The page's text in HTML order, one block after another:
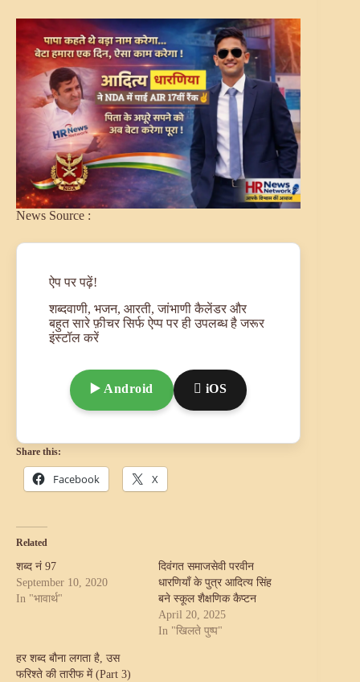
News Source :
ऐप पर पढ़ें!
शब्दवाणी, भजन, आरती, जांभाणी कैलेंडर और
बहुत सारे फ़ीचर सिर्फ ऐप्प पर ही उपलब्ध है जरूर
इंस्टॉल करें
▶️ Android  iOS
Share this:
Facebook X
Related
शब्द नं 97
September 10, 2020
In "भावार्थ"
दिवंगत समाजसेवी परवीन
धारणियाँ के पुत्र आदित्य सिंह
बने स्कूल शैक्षणिक कैप्टन
April 20, 2025
In "खिलते पुष्प"
हर शब्द बौना लगता है, उस
फरिश्ते की तारीफ में (Part 3)